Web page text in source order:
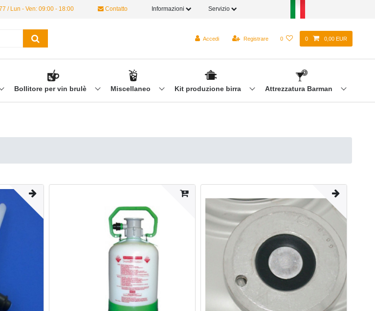
/ Lun - Ven: 09:00 - 18:00 Contatto Informazioni Servizio
Accedi Registrare 0 0 0,00 EUR
Bollitore per vin brulè Miscellaneo Kit produzione birra Attrezzatura Barman